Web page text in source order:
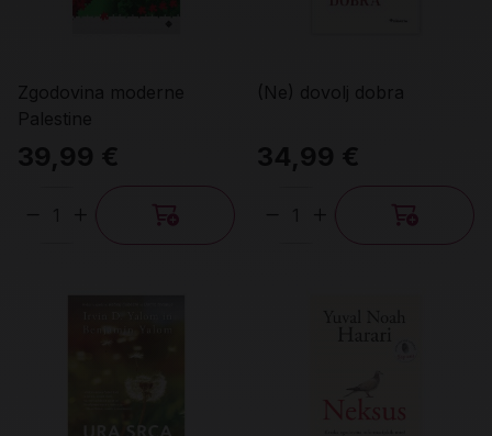
Zgodovina moderne
Palestine
39,99 €
Količina
(Ne) dovolj dobra
34,99 €
Količina